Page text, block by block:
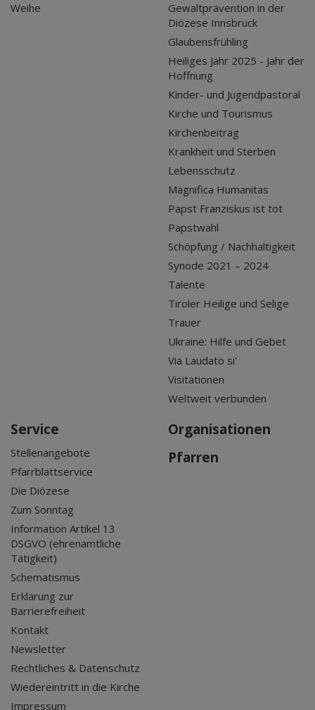
Weihe
Gewaltprävention in der
Diözese Innsbruck
Glaubensfrühling
Heiliges Jahr 2025 - Jahr der
Hoffnung
Kinder- und Jugendpastoral
Kirche und Tourismus
Kirchenbeitrag
Krankheit und Sterben
Lebensschutz
Magnifica Humanitas
Papst Franziskus ist tot
Papstwahl
Schöpfung / Nachhaltigkeit
Synode 2021 – 2024
Talente
Tiroler Heilige und Selige
Trauer
Ukraine: Hilfe und Gebet
Via Laudato si'
Visitationen
Weltweit verbunden
Service
Stellenangebote
Pfarrblattservice
Die Diözese
Zum Sonntag
Information Artikel 13
DSGVO (ehrenamtliche
Tätigkeit)
Schematismus
Erklärung zur
Barrierefreiheit
Kontakt
Newsletter
Rechtliches & Datenschutz
Wiedereintritt in die Kirche
Impressum
Organisationen
Pfarren